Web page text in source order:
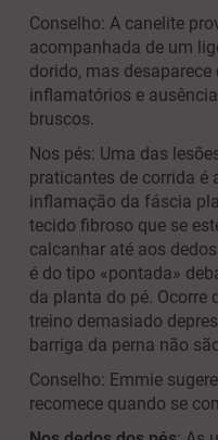
Conselho: A canelite
acompanhada de um
dorido, mas
inflamatórios e
bruscos.
Nos pés: Uma das
praticantes de corrida é
inflamação da fáscia
tecido fibroso que se
calcanhar até aos
é do tipo «pontada»
da planta do pé. Ocorre
treino demasiado
barriga da perna não
Conselho: Emmie
recomece quando se